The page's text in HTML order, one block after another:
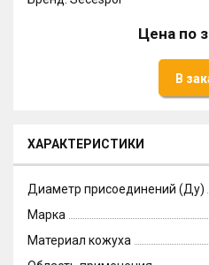
Цена по
В
ХАРАКТЕРИСТИКИ
Диаметр присоединений (Ду)
Марка
Материал кожуха